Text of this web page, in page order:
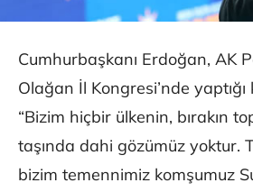
Cumhurbaşkanı Erdoğan, AK
Olağan İl Kongresi’nde
“Bizim hiçbir ülkenin, bırakın
taşında dahi gözümüz yoktur.
bizim temennimiz komşumuz